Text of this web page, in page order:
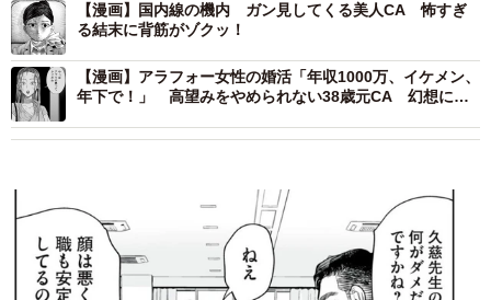
【漫画】国内線の機内 ガン見してくる美人CA 怖すぎ
る結末に背筋がゾクッ！
【漫画】アラフォー女性の婚活「年収1000万、イケメン、
年下で！」 高望みをやめられない38歳元CA 幻想に弄